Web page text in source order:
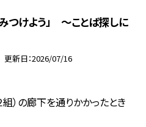
けよう」 ～ことば探しに
更新日 2026/07/16
組）の廊下を通りかかったとき